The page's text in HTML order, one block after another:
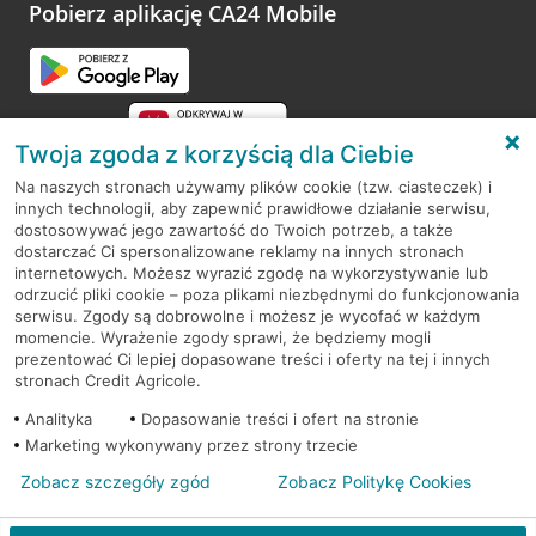
opinie.
Pobierz aplikację CA24 Mobile
RODO
Regulamin serwisu
Mapa serwisu
PolitykaCookies
© 2026 Credit Agricole Bank Polska S.A. Wszelkie prawa zastrzeżone
Twoja zgoda z korzyścią dla Ciebie
Na naszych stronach używamy plików cookie (tzw. ciasteczek) i
innych technologii, aby zapewnić prawidłowe działanie serwisu,
dostosowywać jego zawartość do Twoich potrzeb, a także
dostarczać Ci spersonalizowane reklamy na innych stronach
internetowych. Możesz wyrazić zgodę na wykorzystywanie lub
odrzucić pliki cookie – poza plikami niezbędnymi do funkcjonowania
serwisu. Zgody są dobrowolne i możesz je wycofać w każdym
momencie. Wyrażenie zgody sprawi, że będziemy mogli
prezentować Ci lepiej dopasowane treści i oferty na tej i innych
stronach Credit Agricole.
Analityka
Dopasowanie treści i ofert na stronie
Marketing wykonywany przez strony trzecie
Zobacz szczegóły zgód Zobacz Politykę Cookies